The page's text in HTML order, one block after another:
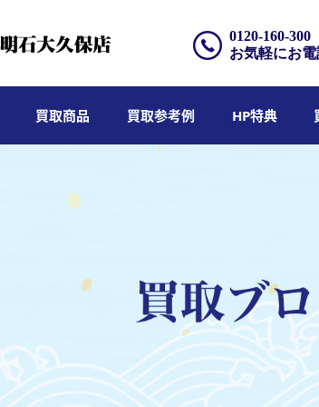
0120-160-300
お気軽にお
買取商品 買取参考例 HP特典